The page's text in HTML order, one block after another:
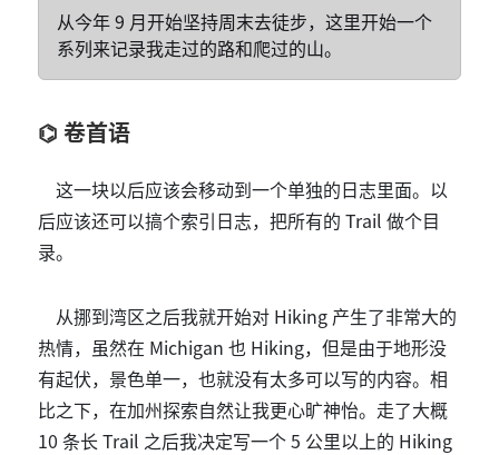
从今年 9 月开始坚持周末去徒步，这里开始一个
系列来记录我走过的路和爬过的山。
卷首语
这一块以后应该会移动到一个单独的日志里面。以
后应该还可以搞个索引日志，把所有的 Trail 做个目
录。
从挪到湾区之后我就开始对 Hiking 产生了非常大的
热情，虽然在 Michigan 也 Hiking，但是由于地形没
有起伏，景色单一，也就没有太多可以写的内容。相
比之下，在加州探索自然让我更心旷神怡。走了大概
10 条长 Trail 之后我决定写一个 5 公里以上的 Hiking